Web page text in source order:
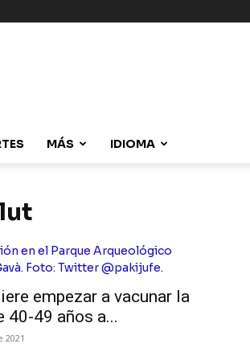
MÁS IDIOMA
empezar a vacunar la
40-49 años a...
2021